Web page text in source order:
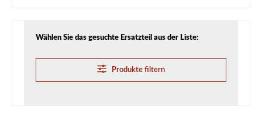
Wählen Sie das gesuchte Ersatzteil aus der Liste:
Produkte filtern